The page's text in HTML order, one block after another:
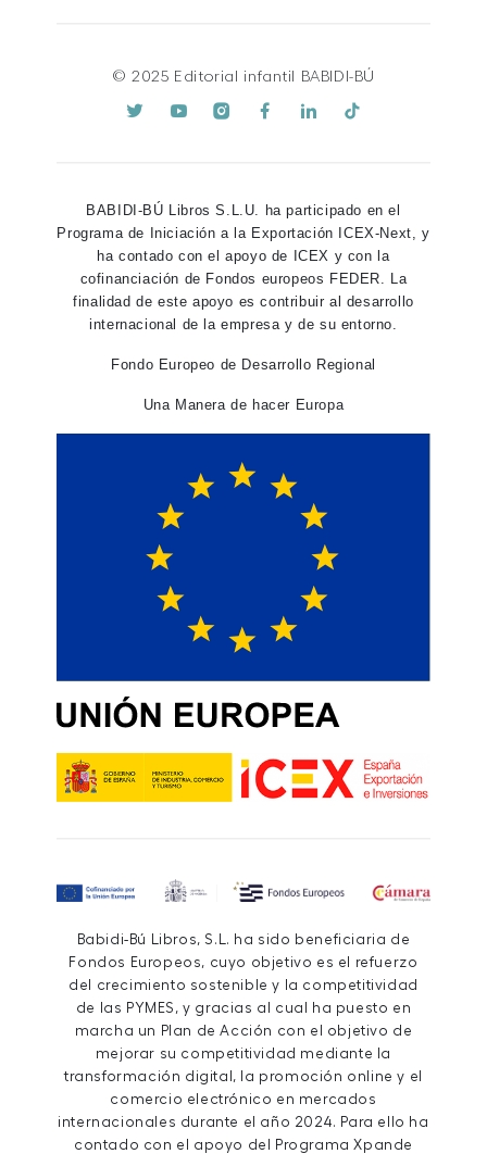
© 2025 Editorial infantil BABIDI-BÚ
BABIDI-BÚ Libros S.L.U. ha participado en el
Programa de Iniciación a la Exportación ICEX-Next, y
ha contado con el apoyo de ICEX y con la
cofinanciación de Fondos europeos FEDER. La
finalidad de este apoyo es contribuir al desarrollo
internacional de la empresa y de su entorno.
Fondo Europeo de Desarrollo Regional
Una Manera de hacer Europa
Babidi-Bú Libros, S.L. ha sido beneficiaria de
Fondos Europeos, cuyo objetivo es el refuerzo
del crecimiento sostenible y la competitividad
de las PYMES, y gracias al cual ha puesto en
marcha un Plan de Acción con el objetivo de
mejorar su competitividad mediante la
transformación digital, la promoción online y el
comercio electrónico en mercados
internacionales durante el año 2024. Para ello ha
contado con el apoyo del Programa Xpande